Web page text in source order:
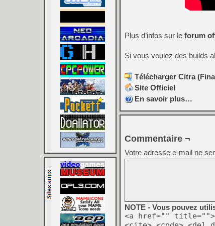
Plus d’infos sur le forum
Si vous voulez des builds
Télécharger Citra
Site Officiel
En savoir plus…
Commentaire ¬
Votre adresse e-mail ne
NOTE - Vous pouvez
<a href="" title="">